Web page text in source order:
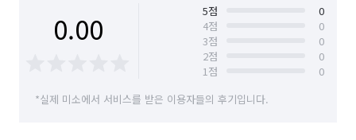
인천 계양구
인천 부평구 경기 화성시 동탄구
경기 화성시 만세구
경기 화성시 병점구
0.00 5점
0
4점
0
3점
0
2점
0
1점
0
*실제 미소에서 서비스를 받은 이용자들의 후기입니다.